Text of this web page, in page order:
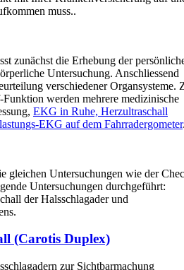
muss..
zunächst die Erhebung der
Untersuchung. Anschliessend
verschiedener Organsysteme.
werden mehrere medizinische
EKG in Ruhe, Herzultraschall
EKG auf dem Fahrradergometer
gleichen Untersuchungen wie der
Untersuchungen durchgeführt:
der Halsschlagader und
(Carotis Duplex)
zur Sichtbarmachung